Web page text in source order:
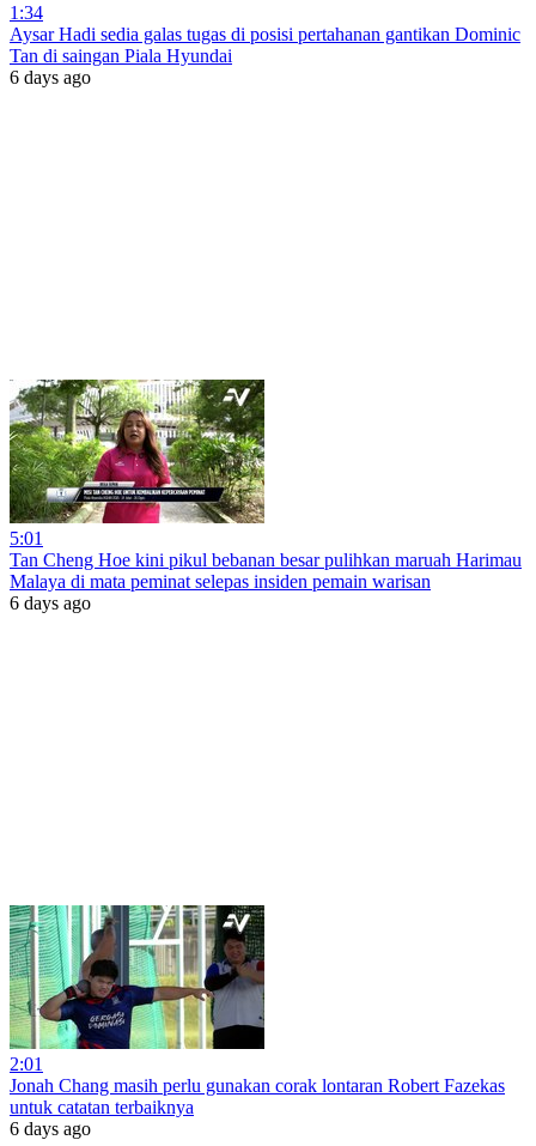
1:34
Aysar Hadi sedia galas tugas di posisi pertahanan gantikan Dominic
Tan di saingan Piala Hyundai
6 days ago
5:01
Tan Cheng Hoe kini pikul bebanan besar pulihkan maruah Harimau
Malaya di mata peminat selepas insiden pemain warisan
6 days ago
2:01
Jonah Chang masih perlu gunakan corak lontaran Robert Fazekas
untuk catatan terbaiknya
6 days ago